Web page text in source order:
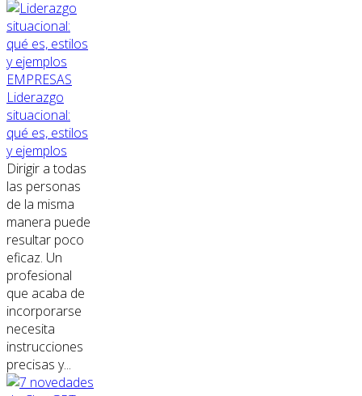
EMPRESAS
Liderazgo
situacional:
qué es, estilos
y ejemplos
Dirigir a todas
las personas
de la misma
manera puede
resultar poco
eficaz. Un
profesional
que acaba de
incorporarse
necesita
instrucciones
precisas y...